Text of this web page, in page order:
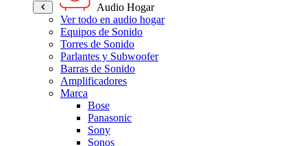
Audio Hogar
Ver todo en audio hogar
Equipos de Sonido
Torres de Sonido
Parlantes y Subwoofer
Barras de Sonido
Amplificadores
Marca
Bose
Panasonic
Sony
Sonos